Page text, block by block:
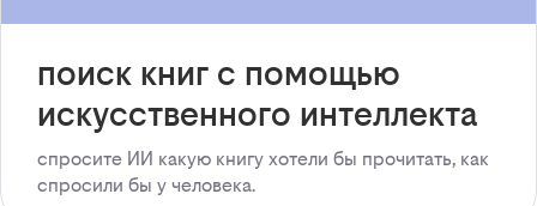
поиск книг с помощью
искусственного интеллекта
спросите ИИ какую книгу хотели бы прочитать, как
спросили бы у человека.